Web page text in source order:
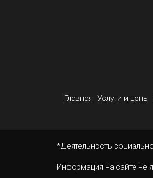
Главная Услуги и цены
*Деятельность
Информация на сайте не